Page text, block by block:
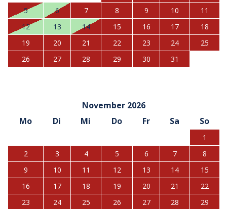
5
6 7 8 9 10
11
12
13 14 15 16 17
18
19
20 21 22 23 24
25
26
27 28 29 30 31
November 2026
Mo
Di Mi Do Fr Sa So
1
2
3 4 5 6 7
8
9
10 11 12 13 14
15
16
17 18 19 20 21
22
23
24 25 26 27 28
29